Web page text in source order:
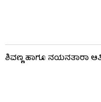
ಶಿವಣ್ಣ ಹಾಗೂ ನಯನತಾರಾ